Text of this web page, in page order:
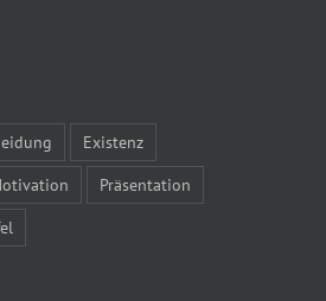
Existenz
Präsentation